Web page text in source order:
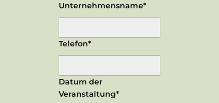
Unternehmensname*
Telefon*
Datum der
Veranstaltung*